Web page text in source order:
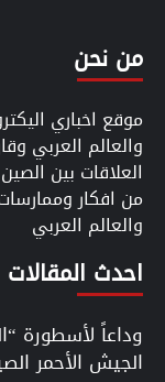
من نحن
موقع اخباري
والعالم العربي
العلاقات بين
من افكار
والعالم العربي
احدث المقالات
وداعاً لأسطورة
الجيش الأحمر الصيني